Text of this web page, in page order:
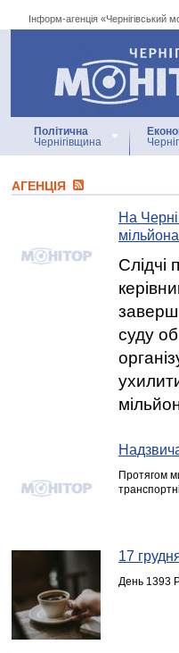
Інформ-агенція «Чернігівський
Інформ-агенція
«Чернігівський
Політична
Чернігівщина
АГЕНЦIЯ
На
Слідчі
суду
Протягом
17
День 1393